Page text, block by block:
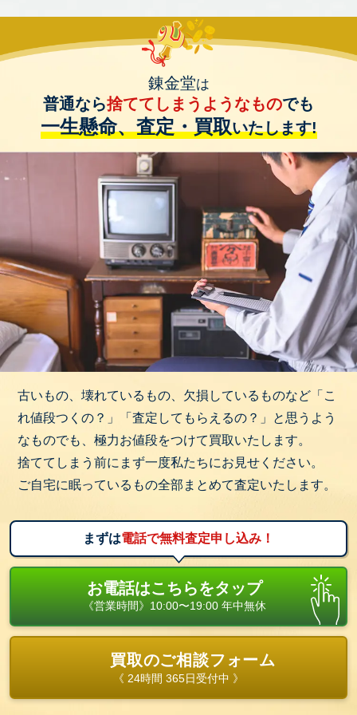
錬金堂は
普通なら捨ててしまうようなものでも
一生懸命、査定・買取いたします!
古いもの、壊れているもの、欠損しているものなど「こ
れ値段つくの？」「査定してもらえるの？」と思うよう
なものでも、極力お値段をつけて買取いたします。
捨ててしまう前にまず一度私たちにお見せください。
ご自宅に眠っているもの全部まとめて査定いたします。
まずは電話で無料査定申し込み！
お電話はこちらをタップ
《営業時間》10:00〜19:00 年中無休
買取のご相談フォーム
《 24時間 365日受付中 》